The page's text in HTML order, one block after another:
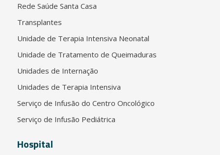
Rede Saúde Santa Casa
Transplantes
Unidade de Terapia Intensiva Neonatal
Unidade de Tratamento de Queimaduras
Unidades de Internação
Unidades de Terapia Intensiva
Serviço de Infusão do Centro Oncológico
Serviço de Infusão Pediátrica
Hospital